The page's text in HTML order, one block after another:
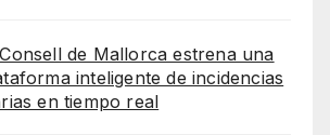
de Mallorca estrena una
inteligente de incidencias
en tiempo real